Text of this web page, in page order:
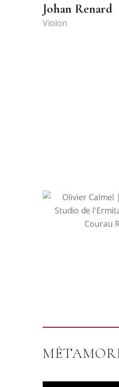
Johan Renard
Violon